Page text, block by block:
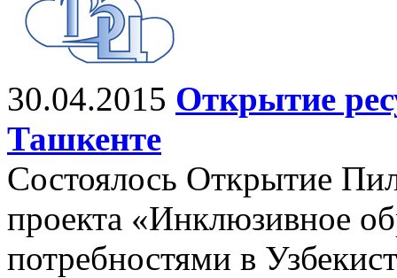
30.04.2015 Открытие
Ташкенте
Состоялось Открытие
проекта «Инклюзивное
потребностями в